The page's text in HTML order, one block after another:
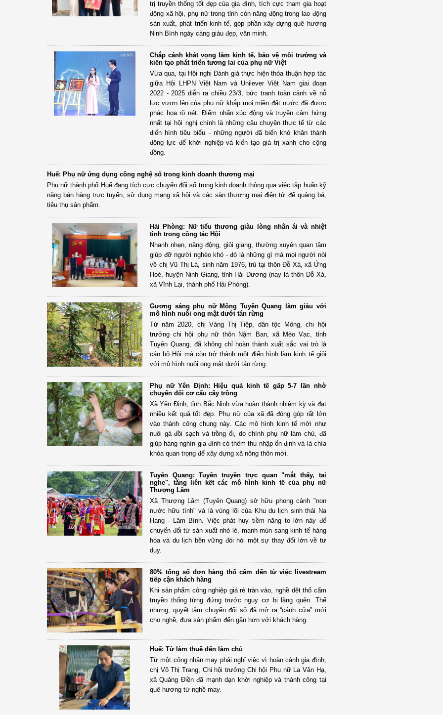
trị truyền thống tốt đẹp của gia đình, tích cực tham gia hoạt
động xã hội, phụ nữ trong tỉnh còn năng động trong lao động
sản xuất, phát triển kinh tế, góp phần xây dựng quê hương
Ninh Bình ngày càng giàu đẹp, văn minh.
Chắp cánh khát vọng làm kinh tế, bảo vệ môi trường và
kiến tạo phát triển tương lai của phụ nữ Việt
Vừa qua, tại Hội nghị Đánh giá thực hiện thỏa thuận hợp tác
giữa Hội LHPN Việt Nam và Unilever Việt Nam giai đoạn
2022 - 2025 diễn ra chiều 23/3, bức tranh toàn cảnh về nỗ
lực vươn lên của phụ nữ khắp mọi miền đất nước đã được
phác họa rõ nét. Điểm nhấn xúc động và truyền cảm hứng
nhất tại hội nghị chính là những câu chuyện thực tế từ các
điển hình tiêu biểu - những người đã biến khó khăn thành
động lực để khởi nghiệp và kiến tạo giá trị xanh cho cộng
đồng.
Huế: Phụ nữ ứng dụng công nghệ số trong kinh doanh thương mại
Phụ nữ thành phố Huế đang tích cực chuyển đổi số trong kinh doanh thông qua việc tập huấn kỹ
năng bán hàng trực tuyến, sử dụng mạng xã hội và các sàn thương mại điện tử để quảng bá,
tiêu thụ sản phẩm.
Hải Phòng: Nữ tiểu thương giàu lòng nhân ái và nhiệt
tình trong công tác Hội
Nhanh nhẹn, năng động, giỏi giang, thường xuyên quan tâm
giúp đỡ người nghèo khó - đó là những gì mà mọi người nói
về chị Vũ Thị Là, sinh năm 1976, trú tại thôn Đỗ Xá, xã Ứng
Hoè, huyện Ninh Giang, tỉnh Hải Dương (nay là thôn Đỗ Xá,
xã Vĩnh Lại, thành phố Hải Phòng).
Gương sáng phụ nữ Mông Tuyên Quang làm giàu với
mô hình nuôi ong mật dưới tán rừng
Từ năm 2020, chị Vàng Thị Tiệp, dân tộc Mông, chi hội
trưởng chi hội phụ nữ thôn Nậm Ban, xã Mèo Vạc, tỉnh
Tuyên Quang, đã không chỉ hoàn thành xuất sắc vai trò là
cán bộ Hội mà còn trở thành một điển hình làm kinh tế giỏi
với mô hình nuôi ong mật dưới tán rừng.
Phụ nữ Yên Định: Hiệu quả kinh tế gấp 5-7 lần nhờ
chuyển đổi cơ cấu cây trồng
Xã Yên Định, tỉnh Bắc Ninh vừa hoàn thành nhiệm kỳ và đạt
nhiều kết quả tốt đẹp. Phụ nữ của xã đã đóng góp rất lớn
vào thành công chung này. Các mô hình kinh tế mới như
nuôi gà đồi sạch và trồng ổi, do chính phụ nữ làm chủ, đã
giúp hàng nghìn gia đình có thêm thu nhập ổn định và là chìa
khóa quan trọng để xây dựng xã nông thôn mới.
Tuyên Quang: Tuyên truyền trực quan "mắt thấy, tai
nghe", tăng liên kết các mô hình kinh tế của phụ nữ
Thượng Lâm
Xã Thượng Lâm (Tuyên Quang) sở hữu phong cảnh "non
nước hữu tình" và là vùng lõi của Khu du lịch sinh thái Na
Hang - Lâm Bình. Việc phát huy tiềm năng to lớn này để
chuyển đổi từ sản xuất nhỏ lẻ, manh mún sang kinh tế hàng
hóa và du lịch bền vững đòi hỏi một sự thay đổi lớn về tư
duy.
80% tổng số đơn hàng thổ cẩm đến từ việc livestream
tiếp cận khách hàng
Khi sản phẩm công nghiệp giá rẻ tràn vào, nghề dệt thổ cẩm
truyền thống từng đứng trước nguy cơ bị lãng quên. Thế
nhưng, quyết tâm chuyển đổi số đã mở ra “cánh cửa” mới
cho nghề, đưa sản phẩm đến gần hơn với khách hàng.
Huế: Từ làm thuê đến làm chủ
Từ một công nhân may phải nghỉ việc vì hoàn cảnh gia đình,
chị Võ Thị Trang, Chi hội trưởng Chi hội Phụ nữ La Vân Hạ,
xã Quảng Điền đã mạnh dạn khởi nghiệp và thành công tại
quê hương từ nghề may.